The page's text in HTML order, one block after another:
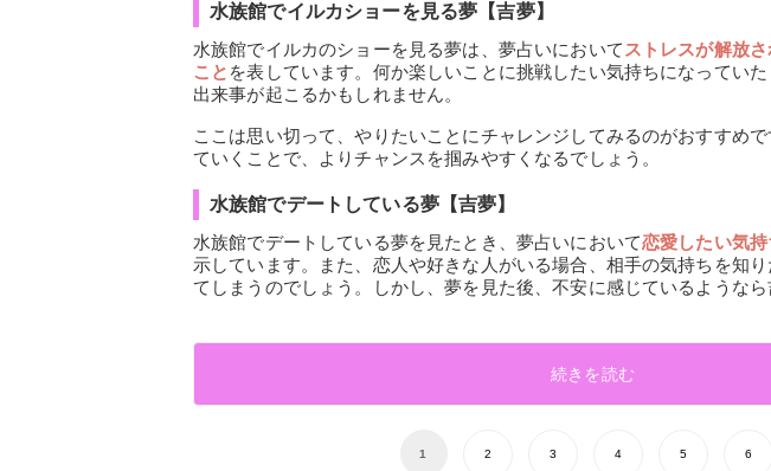
水族館でイルカショーを見る夢【吉夢】
水族館でイルカのショーを見る夢は、夢占いにおいて ストレスが解放
こと を表しています。何か楽しいことに挑戦したい気持ちになってい
出来事が起こるかもしれません。
ここは思い切って、やりたいことにチャレンジしてみるのがおすすめ
ていくことで、よりチャンスを掴みやすくなるでしょう。
水族館でデートしている夢【吉夢】
水族館でデートしている夢を見たとき、夢占いにおいて恋愛したい気
示しています。また、恋人や好きな人がいる場合、相手の気持ちを知
てしまうのでしょう。しかし、夢を見た後、不安に感じているようなら
続きを読む
1 2 3 4 5 6